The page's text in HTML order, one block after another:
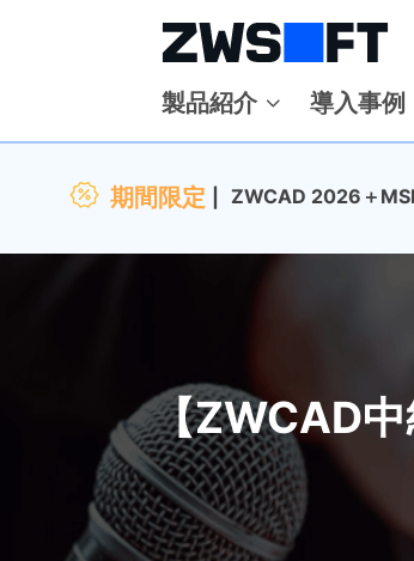
製品紹介 導入事例
期間限定 ZWCAD 2026＋
【ZWCAD